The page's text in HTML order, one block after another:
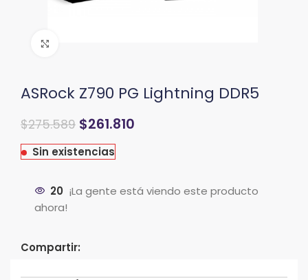
ASRock Z790 PG Lightning DDR5
$275.589 $261.810
Sin existencias
20 ¡La gente está viendo este producto
ahora!
Compartir: